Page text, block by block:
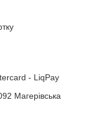
- LiqPay
Магерівська